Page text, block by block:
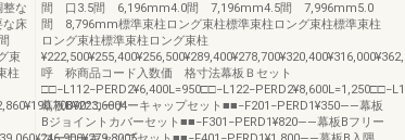
な
な床
束
柱
間 口3.5間 6,196mm4.0間 7,196mm4.5間 7,996mm5.0
間 8,796mm標準束柱ロング束柱標準束柱ロング束柱標準束柱
ロング束柱標準束柱ロング束柱
呼 称商品コード入数価 格寸法幕板Ｂセット
幕板B90°コーナーキャップセット■■−F201−PERD1¥350――幕板
Bジョイントカバーセット■■−F301−PERD1¥820――幕板Bフリー